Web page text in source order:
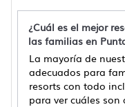
¿Cuál es el mejor
las familias en
La mayoría de
adecuados para
resorts con todo
para ver cuáles